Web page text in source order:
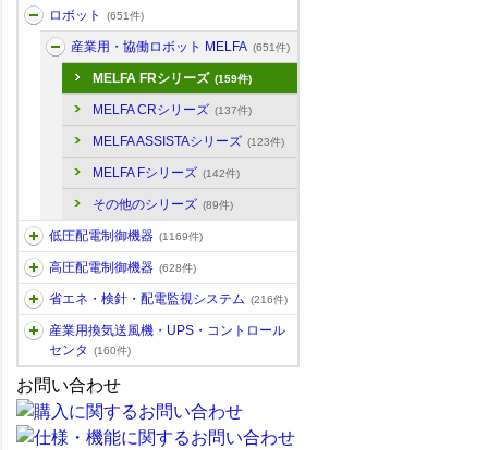
ロボット (651件)
産業用・協働ロボット MELFA (651件)
MELFA FRシリーズ (159件)
MELFA CRシリーズ (137件)
MELFA ASSISTAシリーズ (123件)
MELFA Fシリーズ (142件)
その他のシリーズ (89件)
低圧配電制御機器 (1169件)
高圧配電制御機器 (628件)
省エネ・検針・配電監視システム (216件)
産業用換気送風機・UPS・コントロール
センタ
(160件)
お問い合わせ